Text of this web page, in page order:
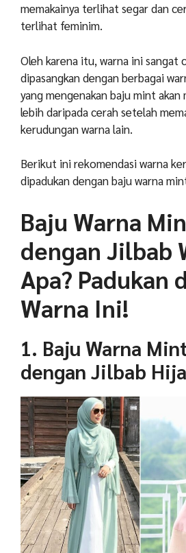
memakainya terlihat segar dan
terlihat feminim.
Oleh karena itu, warna ini sangat
dipasangkan dengan berbagai
yang mengenakan baju mint akan
lebih daripada cerah setelah
kerudungan warna lain.
Berikut ini rekomendasi warna
dipadukan dengan baju warna
Baju Warna
dengan Jilbab
Apa? Padukan
Warna Ini!
1. Baju Warna
dengan Jilbab